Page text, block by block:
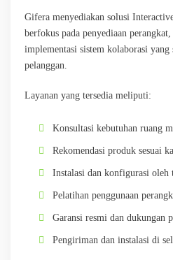
Gifera menyediakan solusi
berfokus pada penyediaan
implementasi sistem kolaborasi yang
pelanggan.
Layanan yang tersedia meliputi:
Konsultasi kebutuhan ruang
Rekomendasi produk sesuai
Instalasi dan konfigurasi oleh
Pelatihan penggunaan
Garansi resmi dan dukungan
Pengiriman dan instalasi di